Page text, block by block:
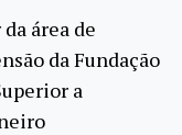
área de
da Fundação
a